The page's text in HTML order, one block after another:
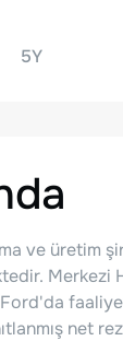
5Y
ve üretim
Merkezi
Ford'da
net